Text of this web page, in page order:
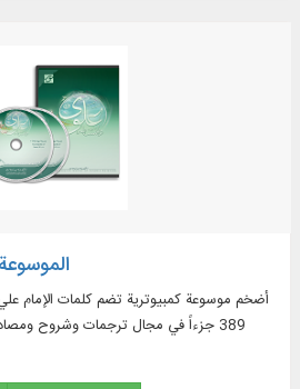
الموسوعة
389 جزءاً في مجال ترجمات وشروح